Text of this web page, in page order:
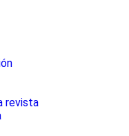
revista